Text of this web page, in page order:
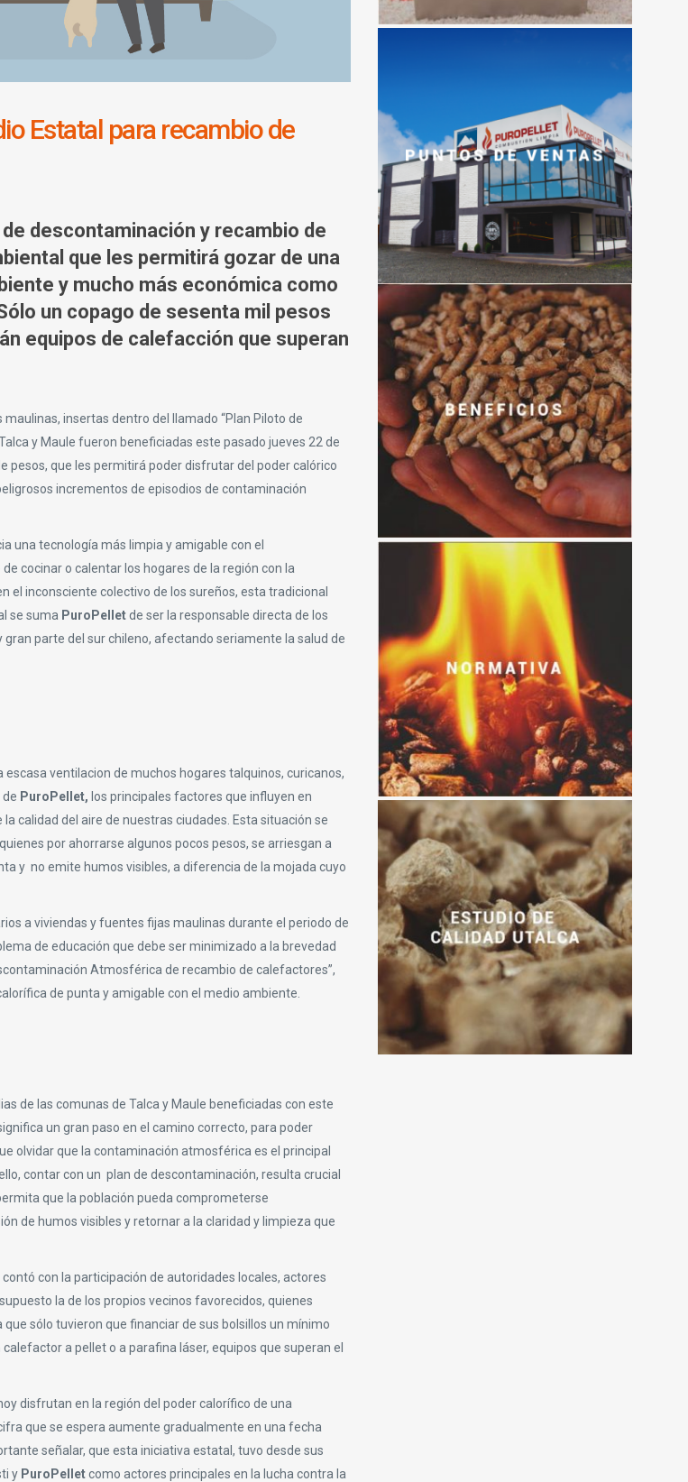
Estatal para recambio de
descontaminación y recambio de
que les permitirá gozar de una
y mucho más económica como
un copago de sesenta mil pesos
equipos de calefacción que superan
insertas dentro del llamado “Plan Piloto de
y Maule fueron beneficiadas este pasado jueves 22 de
pesos, que les permitirá poder disfrutar del poder calórico
incrementos de episodios de contaminación
una tecnología más limpia y amigable con el
cocinar o calentar los hogares de la región con la
el inconsciente colectivo de los sureños, esta tradicional
se suma PuroPelletde ser la responsable directa de los
parte del sur chileno, afectando seriamente la salud de
ventilacion de muchos hogares talquinos, curicanos,
PuroPellet, los principales factores que influyen en
calidad del aire de nuestras ciudades. Esta situación se
por ahorrarse algunos pocos pesos, se arriesgan a
y no emite humos visibles, a diferencia de la mojada cuyo
a viviendas y fuentes fijas maulinas durante el periodo de
de educación que debe ser minimizado a la brevedad
Atmosférica de recambio de calefactores”,
de punta y amigable con el medio ambiente.
de las comunas de Talca y Maule beneficiadas con este
un gran paso en el camino correcto, para poder
olvidar que la contaminación atmosférica es el principal
contar con un plan de descontaminación, resulta crucial
que la población pueda comprometerse
de humos visibles y retornar a la claridad y limpieza que
con la participación de autoridades locales, actores
la de los propios vecinos favorecidos, quienes
sólo tuvieron que financiar de sus bolsillos un mínimo
a pellet o a parafina láser, equipos que superan el
disfrutan en la región del poder calorífico de una
que se espera aumente gradualmente en una fecha
señalar, que esta iniciativa estatal, tuvo desde sus
y PuroPelletcomo actores principales en la lucha contra la